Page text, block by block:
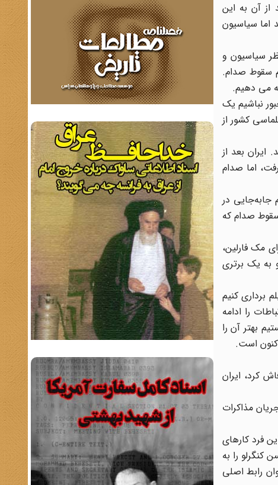
از آن به این
اما سیاسیون
سیاسیون و
سقوط صدام.
می دهیم.
نباشیم یک
کشور از
دست نیامد. ایران بعد از
آن راپذیرفت، اما صدام
هم جابه‌جایی در
سقوط صدام که
مک فارلین،
به یک برتری
برداری کنیم
را ادامه
بهتر آن را
است.
کرد، ایران
مذاکرات
فرد کارهای
را به
رابط اصلی